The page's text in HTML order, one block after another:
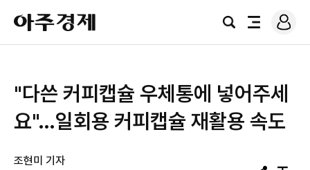
아
주
경
검
전
로
그
"다쓴 커피캡슐 우체통에 넣어주세
요"…일회용 커피캡슐 재활용 속도
조현미 기자